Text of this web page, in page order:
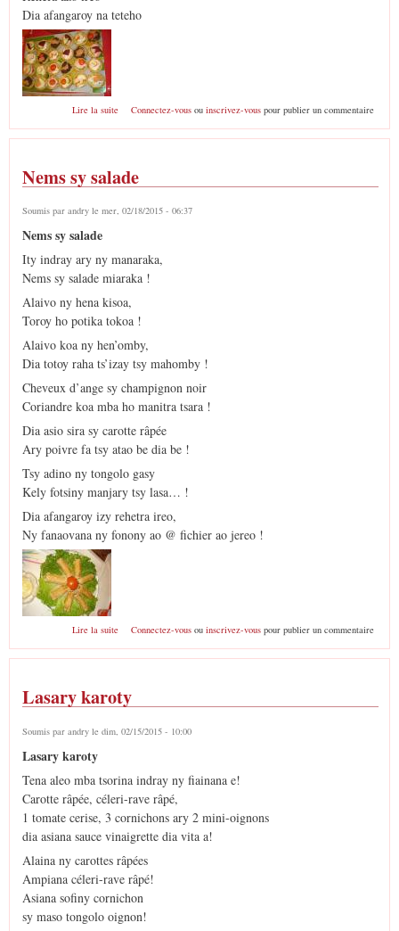
Dia afangaroy na teteho
Lire la suite de Mofo kely apperitif
Connectez-vousou inscrivez-vouspour publier un commentaire
Nems sy salade
Soumis par andry le mer, 02/18/2015 - 06:37
Nems sy salade
Ity indray ary ny manaraka,
Nems sy salade miaraka !
Alaivo ny hena kisoa,
Toroy ho potika tokoa !
Alaivo koa ny hen’omby,
Dia totoy raha ts’izay tsy mahomby !
Cheveux d’ange sy champignon noir
Coriandre koa mba ho manitra tsara !
Dia asio sira sy carotte râpée
Ary poivre fa tsy atao be dia be !
Tsy adino ny tongolo gasy
Kely fotsiny manjary tsy lasa… !
Dia afangaroy izy rehetra ireo,
Ny fanaovana ny fonony ao @ fichier ao jereo !
Lire la suite de Nems sy salade
Connectez-vousou inscrivez-vouspour publier un commentaire
Lasary karoty
Soumis par andry le dim, 02/15/2015 - 10:00
Lasary karoty
Tena aleo mba tsorina indray ny fiainana e!
Carotte râpée, céleri-rave râpé,
1 tomate cerise, 3 cornichons ary 2 mini-oignons
dia asiana sauce vinaigrette dia vita a!
Alaina ny carottes râpées
Ampiana céleri-rave râpé!
Asiana sofiny cornichon
sy maso tongolo oignon!